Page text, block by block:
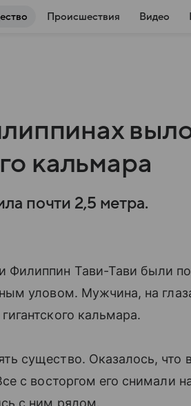
Происшествия Видео
кальмара
почти 2,5 метра.
Филиппин Тави-Тави были
уловом. Мужчина, на
кальмара.
существо. Оказалось, что
с восторгом его снимали
с ним рядом.